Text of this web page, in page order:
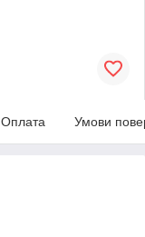
Оплата Умови